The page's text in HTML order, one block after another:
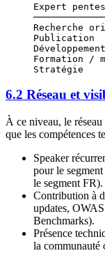
Expert
Recherche
Publication
Formation /
Stratégie
6.2 Réseau et
À ce niveau, le
que les compétences
Speaker
pour le
le segment FR).
Contribution à
updates,
Benchmarks).
Présence
la communauté